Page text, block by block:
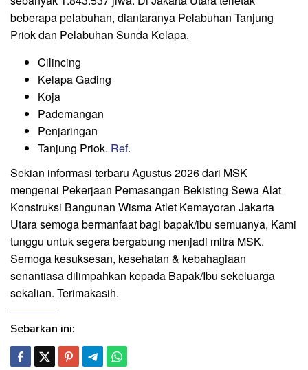
beberapa pelabuhan, diantaranya Pelabuhan Tanjung
Priok dan Pelabuhan Sunda Kelapa.
Cilincing
Kelapa Gading
Koja
Pademangan
Penjaringan
Tanjung Priok. Ref.
Sekian informasi terbaru Agustus 2026 dari MSK
mengenai Pekerjaan Pemasangan Bekisting Sewa Alat
Konstruksi Bangunan Wisma Atlet Kemayoran Jakarta
Utara semoga bermanfaat bagi bapak/ibu semuanya, Kami
tunggu untuk segera bergabung menjadi mitra MSK.
Semoga kesuksesan, kesehatan & kebahagiaan
senantiasa dilimpahkan kepada Bapak/Ibu sekeluarga
sekalian. Terimakasih.
Sebarkan ini: